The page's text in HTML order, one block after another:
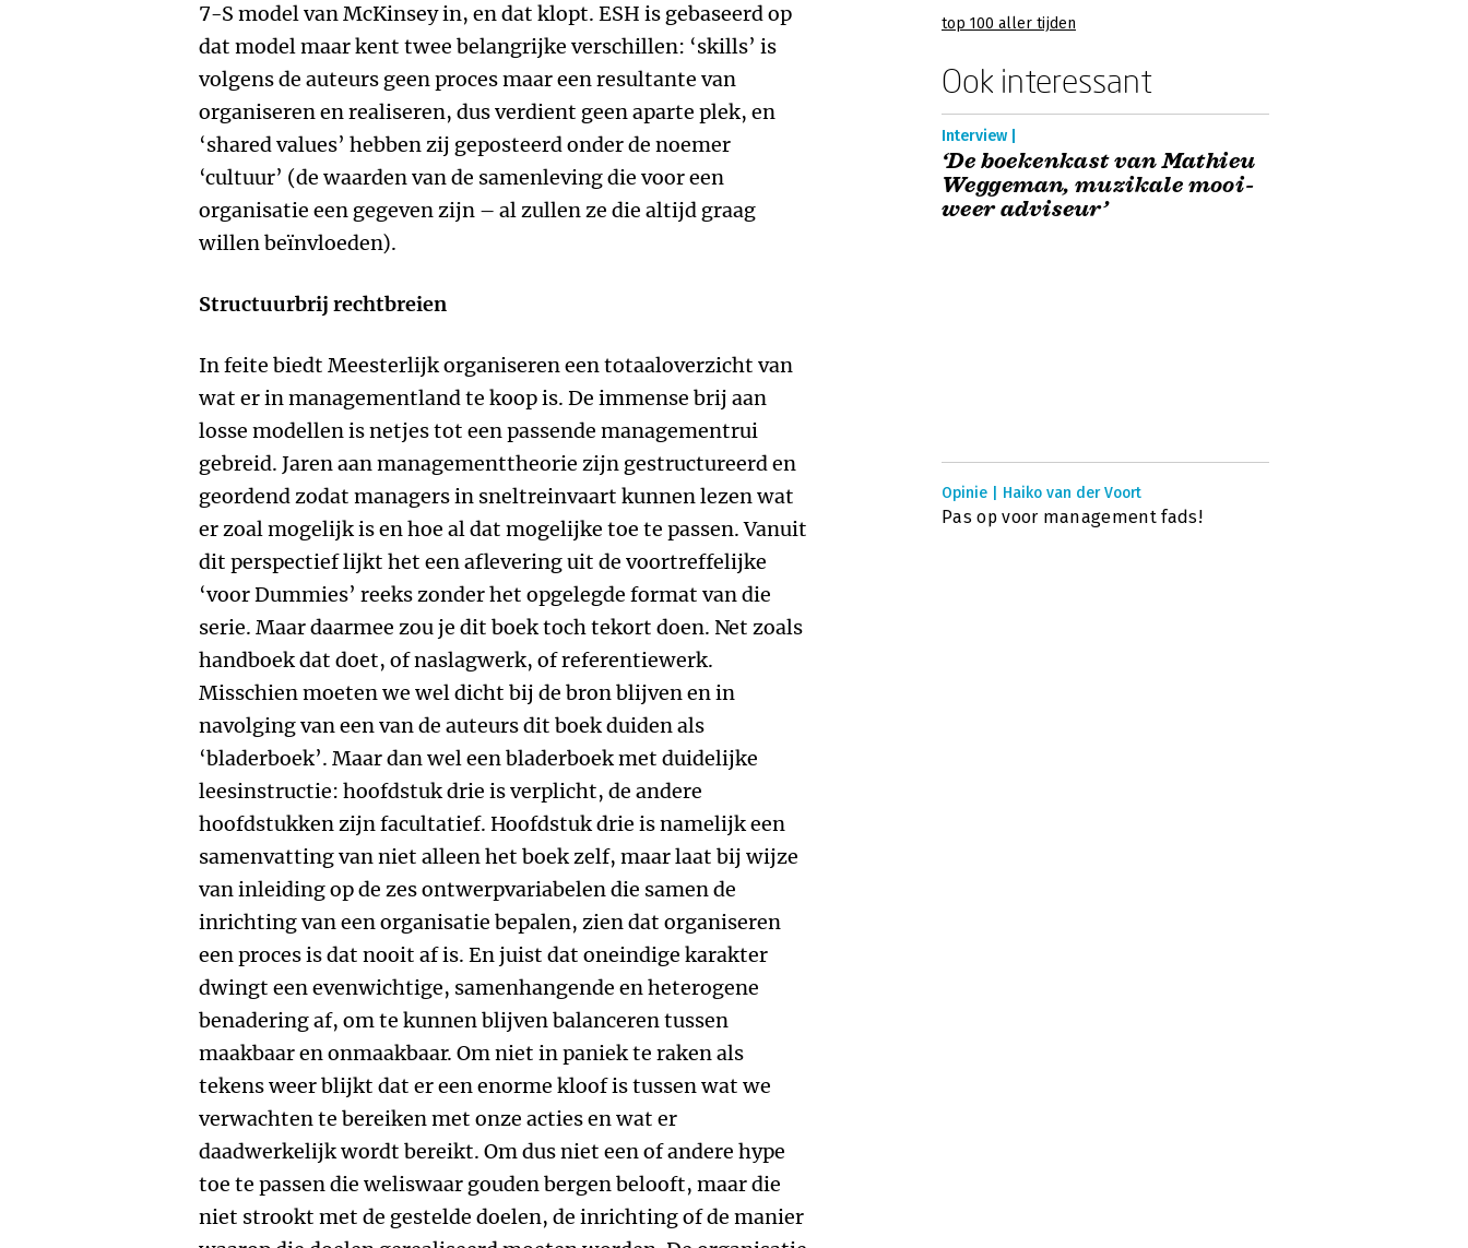
7-S model van McKinsey in, en dat klopt. ESH is gebaseerd op
dat model maar kent twee belangrijke verschillen: ‘skills’ is
volgens de auteurs geen proces maar een resultante van
organiseren en realiseren, dus verdient geen aparte plek, en
‘shared values’ hebben zij geposteerd onder de noemer
‘cultuur’ (de waarden van de samenleving die voor een
organisatie een gegeven zijn – al zullen ze die altijd graag
willen beïnvloeden).
Structuurbrij rechtbreien
In feite biedt Meesterlijk organiseren een totaaloverzicht van
wat er in managementland te koop is. De immense brij aan
losse modellen is netjes tot een passende managementrui
gebreid. Jaren aan managementtheorie zijn gestructureerd en
geordend zodat managers in sneltreinvaart kunnen lezen wat
er zoal mogelijk is en hoe al dat mogelijke toe te passen. Vanuit
dit perspectief lijkt het een aflevering uit de voortreffelijke
‘voor Dummies’ reeks zonder het opgelegde format van die
serie. Maar daarmee zou je dit boek toch tekort doen. Net zoals
handboek dat doet, of naslagwerk, of referentiewerk.
Misschien moeten we wel dicht bij de bron blijven en in
navolging van een van de auteurs dit boek duiden als
‘bladerboek’. Maar dan wel een bladerboek met duidelijke
leesinstructie: hoofdstuk drie is verplicht, de andere
hoofdstukken zijn facultatief. Hoofdstuk drie is namelijk een
samenvatting van niet alleen het boek zelf, maar laat bij wijze
van inleiding op de zes ontwerpvariabelen die samen de
inrichting van een organisatie bepalen, zien dat organiseren
een proces is dat nooit af is. En juist dat oneindige karakter
dwingt een evenwichtige, samenhangende en heterogene
benadering af, om te kunnen blijven balanceren tussen
maakbaar en onmaakbaar. Om niet in paniek te raken als
tekens weer blijkt dat er een enorme kloof is tussen wat we
verwachten te bereiken met onze acties en wat er
daadwerkelijk wordt bereikt. Om dus niet een of andere hype
toe te passen die weliswaar gouden bergen belooft, maar die
niet strookt met de gestelde doelen, de inrichting of de manier
top 100 aller tijden
Ook interessant
Interview |
‘De boekenkast van Mathieu
Weggeman, muzikale mooi-
weer adviseur’
Opinie | Haiko van der Voort
Pas op voor management fads!